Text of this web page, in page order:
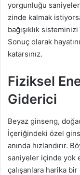
yorgunluğu
zinde kalmak
bağışıklık
Sonuç olarak
katarsınız.
Fiziksel
Giderici
Beyaz ginseng,
İçeriğindeki özel
anında hızlandırır.
saniyeler içinde yok
çalışanlara harika bir